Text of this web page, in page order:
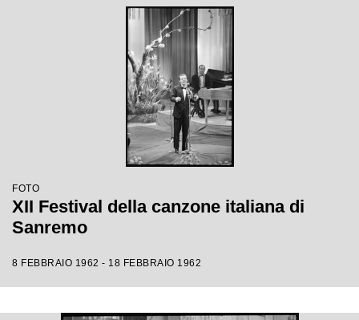
FOTO
XII Festival della canzone italiana di
Sanremo
8 FEBBRAIO 1962 - 18 FEBBRAIO 1962